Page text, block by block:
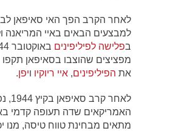
לאחר הקרב הפך האי סאיפאן
למבצעים הבאים באיי המריאנה
בפלישה לפיליפינים
מפציצים שהוצבו בסאיפאן תקפו
את הפיליפינים, איי ריוקיו ויפן.
לאחר
האמריקאים שדה תעופה קדמי
מתאים מבחינת טווח טיסה, מנו